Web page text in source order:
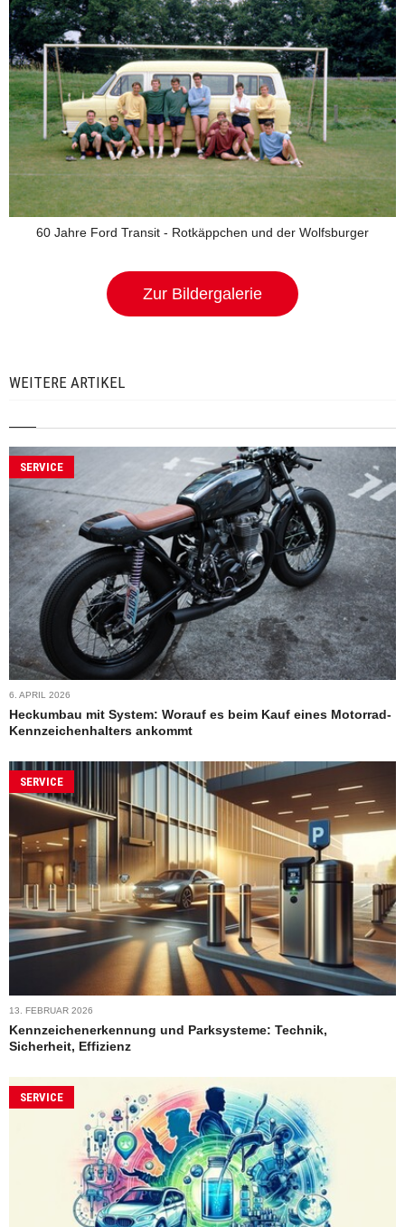
60 Jahre Ford Transit - Rotkäppchen und der Wolfsburger
Zur Bildergalerie
WEITERE ARTIKEL
SERVICE
6. APRIL 2026
Heckumbau mit System: Worauf es beim Kauf eines Motorrad-
Kennzeichenhalters ankommt
SERVICE
13. FEBRUAR 2026
Kennzeichenerkennung und Parksysteme: Technik,
Sicherheit, Effizienz
SERVICE